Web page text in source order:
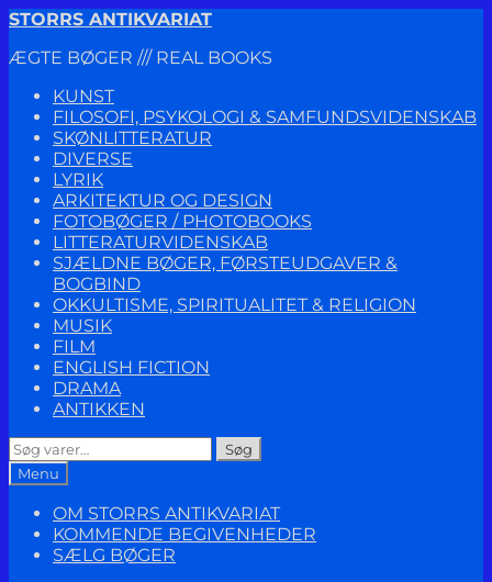
Spring
navigation
Spring
indhold
STORRS ANTIKVARIAT
ÆGTE BØGER /// REAL BOOKS
KUNST
FILOSOFI, PSYKOLOGI & SAMFUNDSVIDENSKAB
SKØNLITTERATUR
DIVERSE
LYRIK
ARKITEKTUR OG DESIGN
FOTOBØGER / PHOTOBOOKS
LITTERATURVIDENSKAB
SJÆLDNE BØGER, FØRSTEUDGAVER &
BOGBIND
OKKULTISME, SPIRITUALITET & RELIGION
MUSIK
FILM
ENGLISH FICTION
DRAMA
ANTIKKEN
Søg
efter:
Søg
Menu
OM STORRS ANTIKVARIAT
KOMMENDE BEGIVENHEDER
SÆLG BØGER